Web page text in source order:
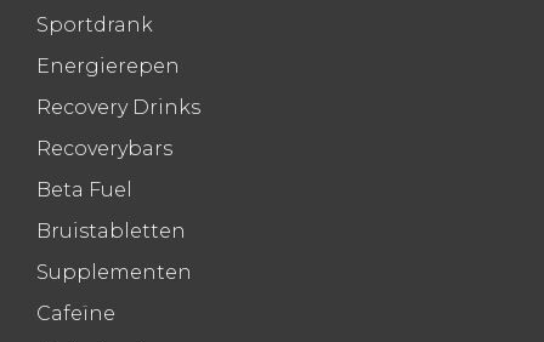
Sportdrank
Energierepen
Recovery Drinks
Recoverybars
Beta Fuel
Bruistabletten
Supplementen
Cafeïne